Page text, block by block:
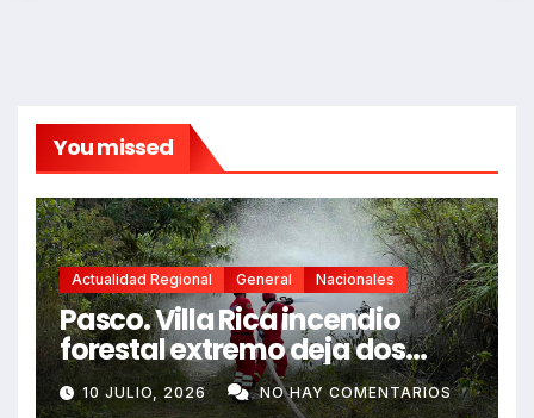
You missed
Actualidad Regional General Nacionales
Pasco. Villa Rica incendio
forestal extremo deja dos
fallecidos y heridos
10 JULIO, 2026 NO HAY COMENTARIOS